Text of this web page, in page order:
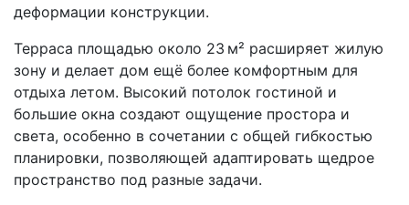
деформации конструкции.
Терраса площадью около 23 м² расширяет жилую
зону и делает дом ещё более комфортным для
отдыха летом. Высокий потолок гостиной и
большие окна создают ощущение простора и
света, особенно в сочетании с общей гибкостью
планировки, позволяющей адаптировать щедрое
пространство под разные задачи.